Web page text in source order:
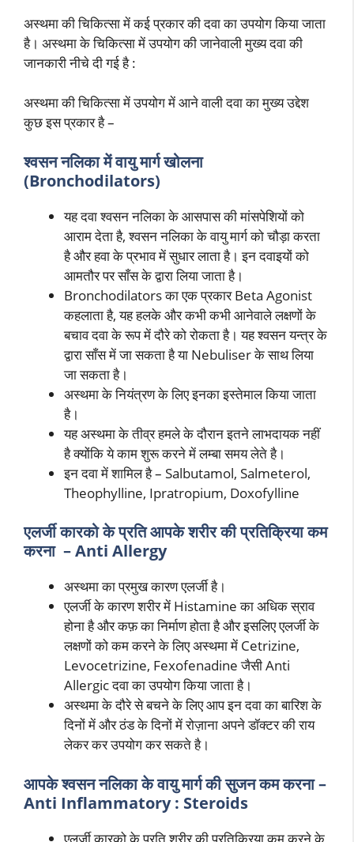
अस्थमा की चिकित्सा में कई प्रकार की दवा का उपयोग किया जाता
है। अस्थमा के चिकित्सा में उपयोग की जानेवाली मुख्य दवा की
जानकारी नीचे दी गई है :
अस्थमा की चिकित्सा में उपयोग में आने वाली दवा का मुख्य उद्देश
कुछ इस प्रकार है –
श्वसन नलिका में वायु मार्ग खोलना
(Bronchodilators)
यह दवा श्वसन नलिका के आसपास की मांसपेशियों को
आराम देता है, श्वसन नलिका के वायु मार्ग को चौड़ा करता
है और हवा के प्रभाव में सुधार लाता है। इन दवाइयों को
आमतौर पर साँस के द्वारा लिया जाता है।
Bronchodilators का एक प्रकार Beta Agonist
कहलाता है, यह हलके और कभी कभी आनेवाले लक्षणों के
बचाव दवा के रूप में दौरे को रोकता है। यह श्वसन यन्त्र के
द्वारा साँस में जा सकता है या Nebuliser के साथ लिया
जा सकता है।
अस्थमा के नियंत्रण के लिए इनका इस्तेमाल किया जाता
है।
यह अस्थमा के तीव्र हमले के दौरान इतने लाभदायक नहीं
है क्योंकि ये काम शुरू करने में लम्बा समय लेते है।
इन दवा में शामिल है – Salbutamol, Salmeterol,
Theophylline, Ipratropium, Doxofylline
एलर्जी कारको के प्रति आपके शरीर की प्रतिक्रिया कम
करना – Anti Allergy
अस्थमा का प्रमुख कारण एलर्जी है।
एलर्जी के कारण शरीर में Histamine का अधिक स्राव
होना है और कफ़ का निर्माण होता है और इसलिए एलर्जी के
लक्षणों को कम करने के लिए अस्थमा में Cetrizine,
Levocetrizine, Fexofenadine जैसी Anti
Allergic दवा का उपयोग किया जाता है।
अस्थमा के दौरे से बचने के लिए आप इन दवा का बारिश के
दिनों में और ठंड के दिनों में रोज़ाना अपने डॉक्टर की राय
लेकर कर उपयोग कर सकते है।
आपके श्वसन नलिका के वायु मार्ग की सुजन कम करना –
Anti Inflammatory : Steroids
एलर्जी कारको के प्रति शरीर की प्रतिक्रिया कम करने के